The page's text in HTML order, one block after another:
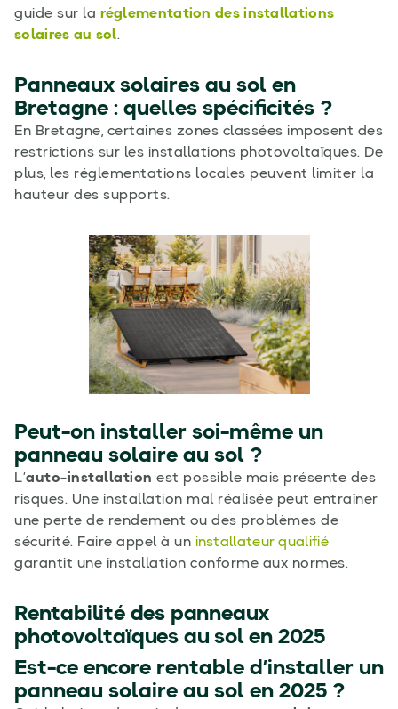
guide sur la réglementation des installations
solaires au sol.
Panneaux solaires au sol en
Bretagne : quelles spécificités ?
En Bretagne, certaines zones classées imposent des
restrictions sur les installations photovoltaïques. De
plus, les réglementations locales peuvent limiter la
hauteur des supports.
Peut-on installer soi-même un
panneau solaire au sol ?
L’auto-installation est possible mais présente des
risques. Une installation mal réalisée peut entraîner
une perte de rendement ou des problèmes de
sécurité. Faire appel à un installateur qualifié
garantit une installation conforme aux normes.
Rentabilité des panneaux
photovoltaïques au sol en 2025
Est-ce encore rentable d’installer un
panneau solaire au sol en 2025 ?